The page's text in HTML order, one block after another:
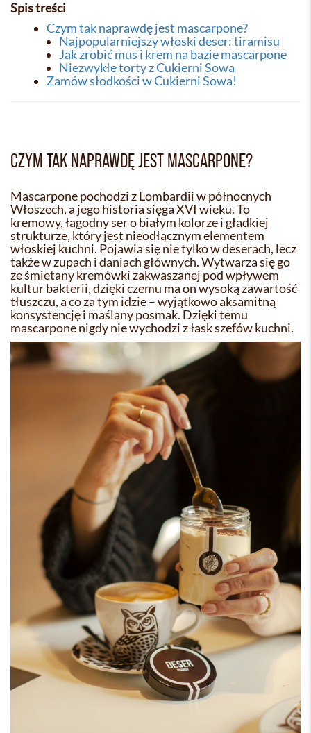
Spis treści
Czym tak naprawdę jest mascarpone?
Najpopularniejszy włoski deser: tiramisu
Jak zrobić mus i krem na bazie mascarpone
Niezwykłe torty z Cukierni Sowa
Zamów słodkości w Cukierni Sowa!
CZYM TAK NAPRAWDĘ JEST MASCARPONE?
Mascarpone pochodzi z Lombardii w północnych
Włoszech, a jego historia sięga XVI wieku. To
kremowy, łagodny ser o białym kolorze i gładkiej
strukturze, który jest nieodłącznym elementem
włoskiej kuchni. Pojawia się nie tylko w deserach, lecz
także w zupach i daniach głównych. Wytwarza się go
ze śmietany kremówki zakwaszanej pod wpływem
kultur bakterii, dzięki czemu ma on wysoką zawartość
tłuszczu, a co za tym idzie – wyjątkowo aksamitną
konsystencję i maślany posmak. Dzięki temu
mascarpone nigdy nie wychodzi z łask szefów kuchni.